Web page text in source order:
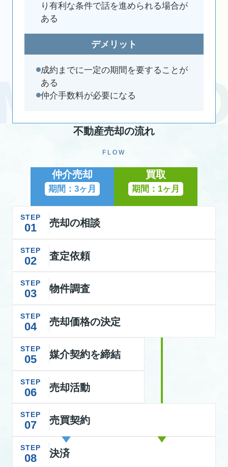
り有利な条件で話を進められる場合が
ある
デメリット
成約までに一定の期間を要することが
ある
仲介手数料が必要になる
不動産売却の流れ
FLOW
仲介売却
期間：3ヶ月
買取
期間：1ヶ月
STEP
01 売却の相談
STEP
02 査定依頼
STEP
03 物件調査
STEP
04 売却価格の決定
STEP
05 媒介契約を締結
STEP
06 売却活動
STEP
07 売買契約
STEP
08 決済